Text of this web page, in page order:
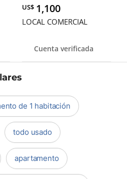
US$ 1,100
LOCAL COMERCIAL
Cuenta verificada
de 1 habitación
todo usado
apartamento